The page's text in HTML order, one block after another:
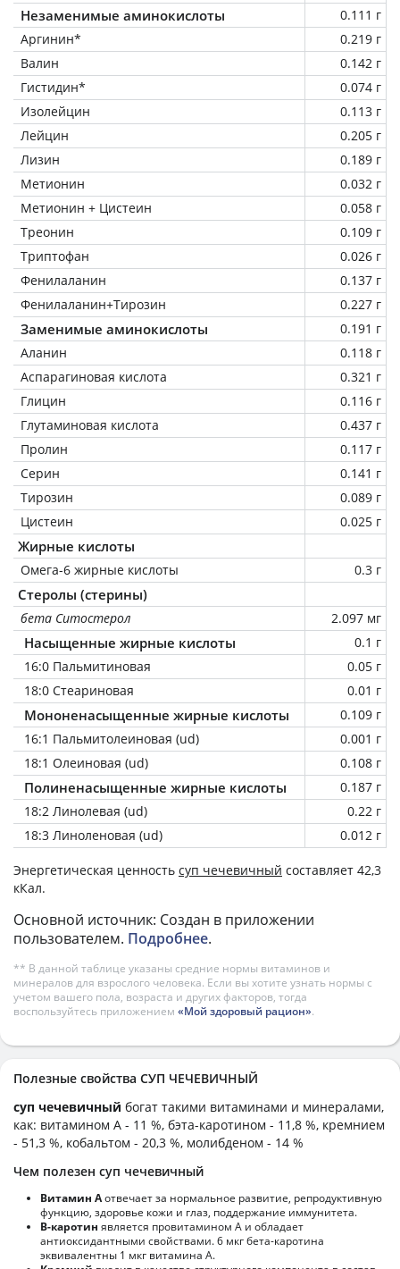
Незаменимые аминокислоты
0.111 г
Аргинин*
0.219 г
Валин
0.142 г
Гистидин*
0.074 г
Изолейцин
0.113 г
Лейцин
0.205 г
Лизин
0.189 г
Метионин
0.032 г
Метионин + Цистеин
0.058 г
Треонин
0.109 г
Триптофан
0.026 г
Фенилаланин
0.137 г
Фенилаланин+Тирозин
0.227 г
Заменимые аминокислоты
0.191 г
Аланин
0.118 г
Аспарагиновая кислота
0.321 г
Глицин
0.116 г
Глутаминовая кислота
0.437 г
Пролин
0.117 г
Серин
0.141 г
Тирозин
0.089 г
Цистеин
0.025 г
Жирные кислоты
Омега-6 жирные кислоты 0.3 г
Стеролы (стерины)
бета Ситостерол 2.097 мг
Насыщенные жирные кислоты
0.1 г
16:0 Пальмитиновая
0.05 г
18:0 Стеариновая
0.01 г
Мононенасыщенные жирные кислоты
0.109 г
16:1 Пальмитолеиновая (ud)
0.001 г
18:1 Олеиновая (ud)
0.108 г
Полиненасыщенные жирные кислоты
0.187 г
18:2 Линолевая (ud)
0.22 г
18:3 Линоленовая (ud)
0.012 г
Энергетическая ценность суп чечевичный составляет 42,3
кКал.
Основной источник: Создан в приложении
пользователем. Подробнее.
** В данной таблице указаны средние нормы витаминов и
минералов для взрослого человека. Если вы хотите узнать нормы с
учетом вашего пола, возраста и других факторов, тогда
воспользуйтесь приложением «Мой здоровый рацион».
Полезные свойства СУП ЧЕЧЕВИЧНЫЙ
суп чечевичный богат такими витаминами и минералами,
как: витамином А - 11 %, бэта-каротином - 11,8 %, кремнием
- 51,3 %, кобальтом - 20,3 %, молибденом - 14 %
Чем полезен суп чечевичный
Витамин Аотвечает за нормальное развитие, репродуктивную
функцию, здоровье кожи и глаз, поддержание иммунитета.
В-каротин является провитамином А и обладает
антиоксидантными свойствами. 6 мкг бета-каротина
эквивалентны 1 мкг витамина А.